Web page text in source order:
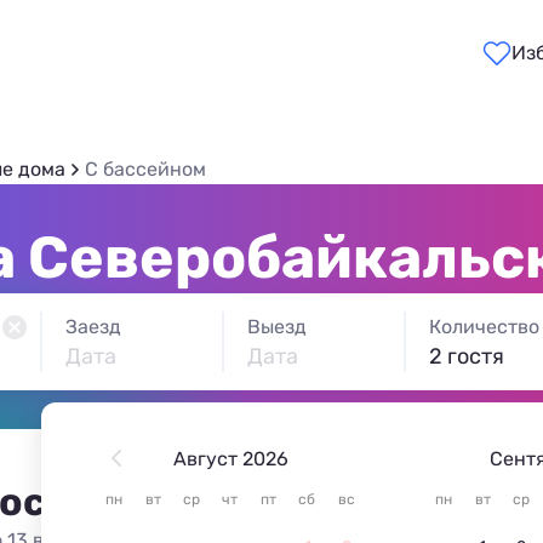
дома С бассейном
Заезд
Дата
Выезд
Дата
Август 2026
пн вт ср чт пт сб вс пн вт ср
Количество
2 гостя
в